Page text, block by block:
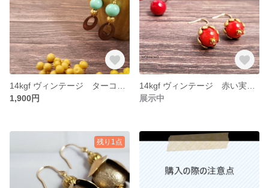
1,900円
展示中
残り1点